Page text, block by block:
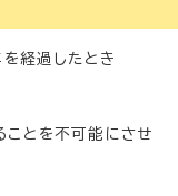
経過したとき
とを不可能にさせ